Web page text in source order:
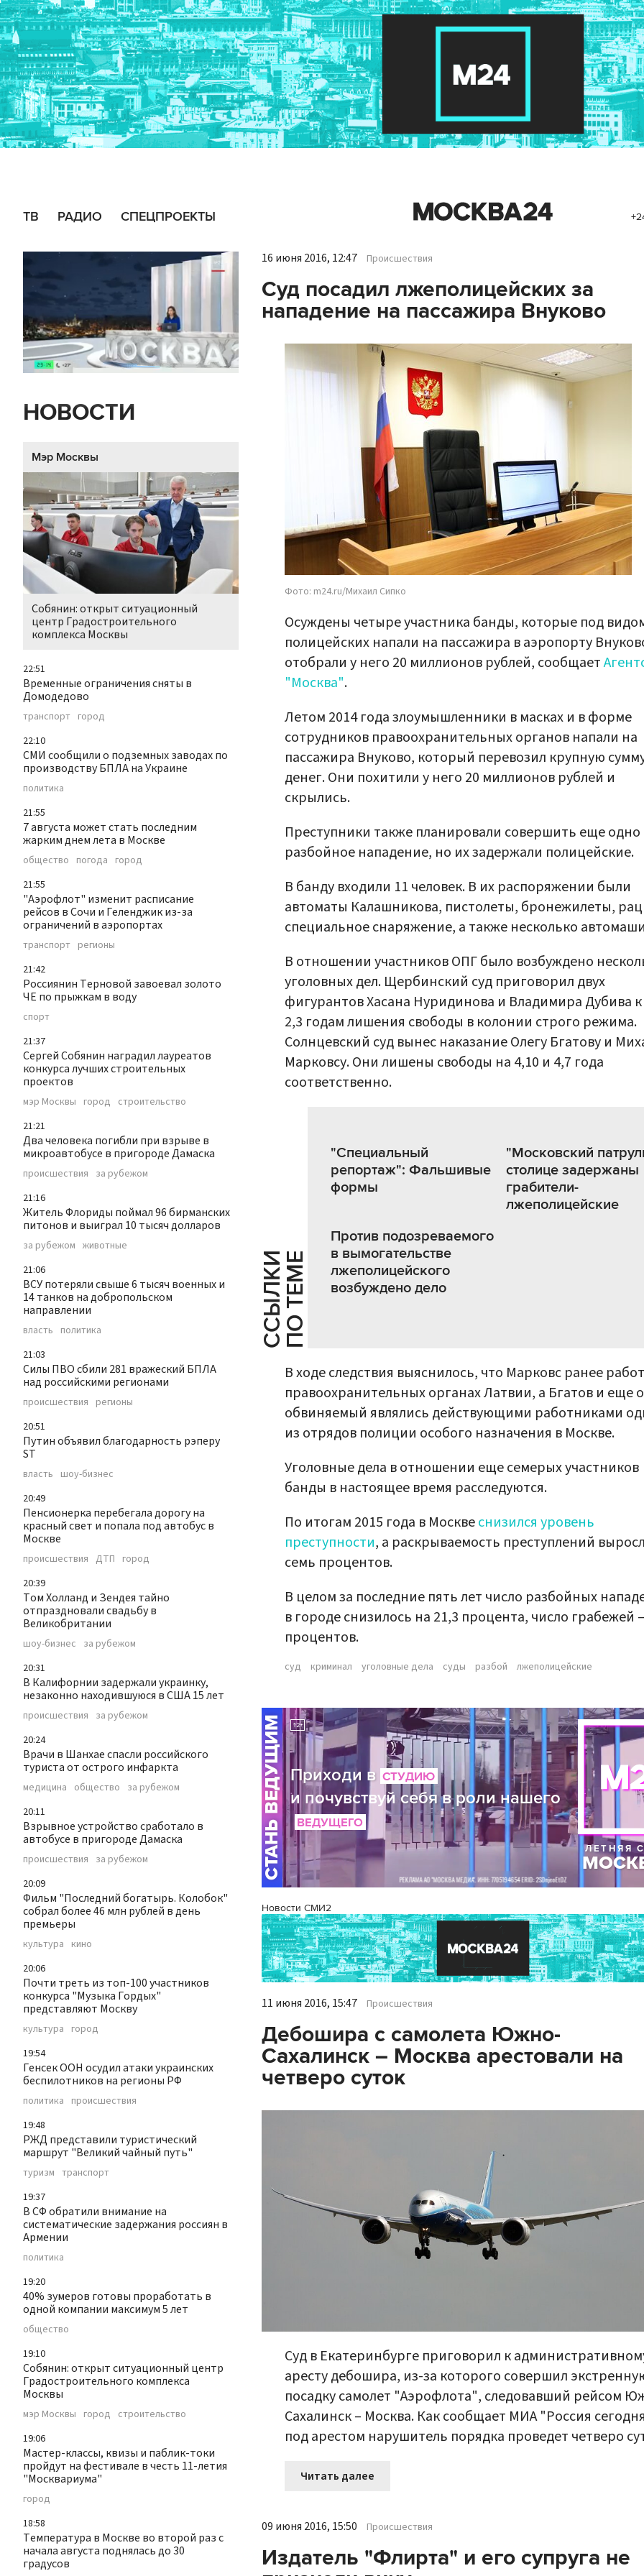
ТВ РАДИО СПЕЦПРОЕКТЫ
НОВОСТИ
Мэр Москвы
Собянин: открыт ситуационный
центр Градостроительного
комплекса Москвы
22:51
Временные ограничения сняты в
Домодедово
транспорт город
22:10
СМИ сообщили о подземных заводах по
производству БПЛА на Украине
политика
21:55
7 августа может стать последним
жарким днем лета в Москве
общество погода город
21:55
"Аэрофлот" изменит расписание
рейсов в Сочи и Геленджик из-за
ограничений в аэропортах
транспорт регионы
21:42
Россиянин Терновой завоевал золото
ЧЕ по прыжкам в воду
спорт
21:37
Сергей Собянин наградил лауреатов
конкурса лучших строительных
проектов
мэр Москвы город строительство
21:21
Два человека погибли при взрыве в
микроавтобусе в пригороде Дамаска
происшествия за рубежом
21:16
Житель Флориды поймал 96 бирманских
питонов и выиграл 10 тысяч долларов
за рубежом животные
21:06
ВСУ потеряли свыше 6 тысяч военных и
14 танков на добропольском
направлении
власть политика
21:03
Силы ПВО сбили 281 вражеский БПЛА
над российскими регионами
происшествия регионы
20:51
Путин объявил благодарность рэперу
ST
власть шоу-бизнес
20:49
Пенсионерка перебегала дорогу на
красный свет и попала под автобус в
Москве
происшествия ДТП город
20:39
Том Холланд и Зендея тайно
отпраздновали свадьбу в
Великобритании
шоу-бизнес за рубежом
20:31
В Калифорнии задержали украинку,
незаконно находившуюся в США 15 лет
происшествия за рубежом
20:24
Врачи в Шанхае спасли российского
туриста от острого инфаркта
медицина общество за рубежом
20:11
Взрывное устройство сработало в
автобусе в пригороде Дамаска
происшествия за рубежом
20:09
Фильм "Последний богатырь. Колобок"
собрал более 46 млн рублей в день
премьеры
культура кино
20:06
Почти треть из топ-100 участников
конкурса "Музыка Гордых"
представляют Москву
культура город
19:54
Генсек ООН осудил атаки украинских
беспилотников на регионы РФ
политика происшествия
19:48
РЖД представили туристический
маршрут "Великий чайный путь"
туризм транспорт
19:37
В СФ обратили внимание на
систематические задержания россиян в
Армении
политика
19:20
40% зумеров готовы проработать в
одной компании максимум 5 лет
общество
19:10
Собянин: открыт ситуационный центр
Градостроительного комплекса
Москвы
мэр Москвы город строительство
19:06
Мастер-классы, квизы и паблик-токи
пройдут на фестивале в честь 11-летия
"Москвариума"
город
18:58
Температура в Москве во второй раз с
начала августа поднялась до 30
градусов
16 июня 2016, 12:47 Происшествия
Суд посадил лжеполицейских за
нападение на пассажира Внуково
Фото: m24.ru/Михаил Сипко
Осуждены четыре участника банды, которые под
полицейских напали на пассажира в аэропорту
отобрали у него 20 миллионов рублей, сообщает
"Москва".
Летом 2014 года злоумышленники в масках и в форме
сотрудников правоохранительных органов напали на
пассажира Внуково, который перевозил крупную
денег. Они похитили у него 20 миллионов рублей и
скрылись.
Преступники также планировали совершить еще одно
разбойное нападение, но их задержали полицейские.
В банду входили 11 человек. В их распоряжении были
автоматы Калашникова, пистолеты, бронежилеты,
специальное снаряжение, а также несколько
В отношении участников ОПГ было возбуждено
уголовных дел. Щербинский суд приговорил двух
фигурантов Хасана Нуридинова и Владимира Дубива к
2,3 годам лишения свободы в колонии строго режима.
Солнцевский суд вынес наказание Олегу Бгатову и
Марковсу. Они лишены свободы на 4,10 и 4,7 года
соответственно.
С
С
Ы
Л
К
И
П
О
Т
Е
МЕ
"Специальный
репортаж": Фальшивые
формы
"Московский
столице задержаны
грабители-
лжеполицейские
Против подозреваемого
в вымогательстве
лжеполицейского
возбуждено дело
В ходе следствия выяснилось, что Марковс ранее
правоохранительных органах Латвии, а Бгатов и еще
обвиняемый являлись действующими работниками
из отрядов полиции особого назначения в Москве.
Уголовные дела в отношении еще семерых участников
банды в настоящее время расследуются.
По итогам 2015 года в Москвеснизился уровень
преступности, а раскрываемость преступлений
семь процентов.
В целом за последние пять лет число разбойных
в городе снизилось на 21,3 процента, число грабежей
процентов.
суд криминал уголовные дела суды разбой лжеполицейские
Новости СМИ2
11 июня 2016, 15:47 Происшествия
Дебошира с самолета Южно-
Сахалинск – Москва арестовали на
четверо суток
Суд в Екатеринбурге приговорил к
аресту дебошира, из-за которого совершил
посадку самолет "Аэрофлота", следовавший рейсом
Сахалинск – Москва. Как сообщает МИА "Россия
под арестом нарушитель порядка проведет четверо
Читать далее
09 июня 2016, 15:50 Происшествия
Издатель "Флирта" и его супруга не